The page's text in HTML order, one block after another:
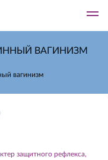
ВАГИНИЗМ
вагинизм
защитного рефлекса,